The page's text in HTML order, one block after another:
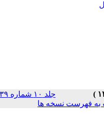
جلد ۱۰ شماره ۳۹
فهرست نسخه ها